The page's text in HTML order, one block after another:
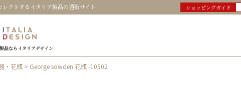
レクトするイタリア製品の通販サイト ショッピングガイド
品ならイタリアデザイン
・花瓶 > George sowden 花瓶 -10502